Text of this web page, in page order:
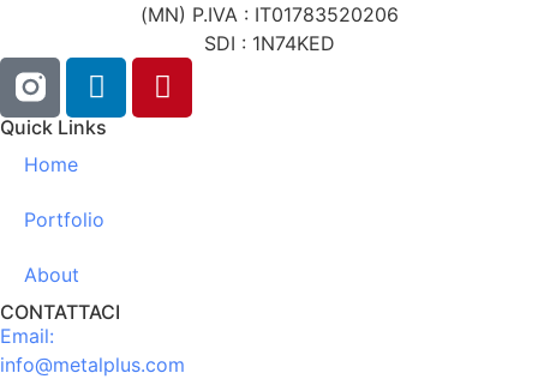
(MN) P.IVA : IT01783520206
SDI : 1N74KED
Quick Links
Home
Portfolio
About
CONTATTACI
Email:
info@metalplus.com